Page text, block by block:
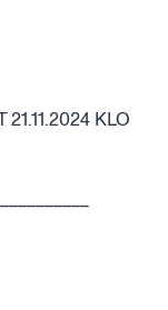
KLO